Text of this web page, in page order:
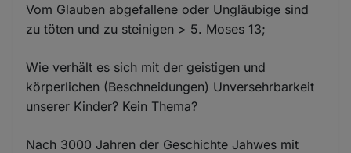
Vom Glauben abgefallene oder Ungläubige sind
zu töten und zu steinigen > 5. Moses 13;
Wie verhält es sich mit der geistigen und
körperlichen (Beschneidungen) Unversehrbarkeit
unserer Kinder? Kein Thema?
Nach 3000 Jahren der Geschichte Jahwes mit